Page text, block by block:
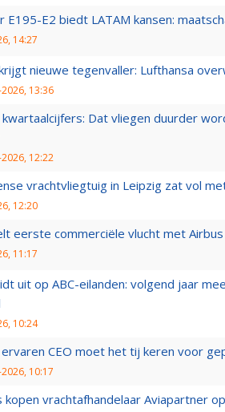
E195-E2 biedt LATAM kansen:
14:27
nieuwe tegenvaller: Lufthansa
13:36
kwartaalcijfers: Dat vliegen duurder
12:22
vrachtvliegtuig in Leipzig zat vol
12:20
eerste commerciële vlucht met
11:17
uit op ABC-eilanden: volgend jaar
10:24
CEO moet het tij keren voor
10:17
kopen vrachtafhandelaar Aviapartner